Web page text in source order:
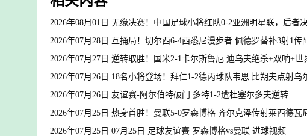
2026年08月01日 无缘决赛！中国足球小将红队0-2亚洲明星联，后者
2026年07月28日 互捅局！切尔西6-4西悉尼漫步者 佩德罗替补3射1传
2026年07月27日 逆转取胜！国米2-1卡尔斯鲁厄 迪乌夫绝杀+双响+世
2026年07月26日 18名小将登场！拜仁1-2德丙球队韦恩 比朔夫点射乌
2026年07月26日 友谊赛-阿尔伯特破门 多特1-2遭杜塞尔多夫逆转
2026年07月25日 热身首胜！曼联5-0罗森博格 齐尔克泽传射莱西德瓦
2026年07月25日 07月25日 足球友谊赛 罗森博格vs曼联 进球视频